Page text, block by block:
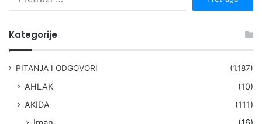
Kategorije
PITANJA I ODGOVORI (1.187)
AHLAK
(10)
AKIDA
(111)